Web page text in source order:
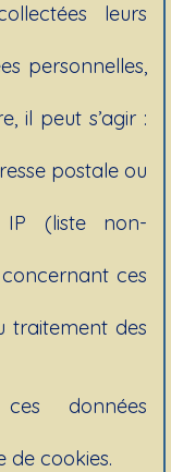
leurs
personnelles,
il peut s’agir :
postale ou
(liste non-
ces
traitement des
données
de cookies.